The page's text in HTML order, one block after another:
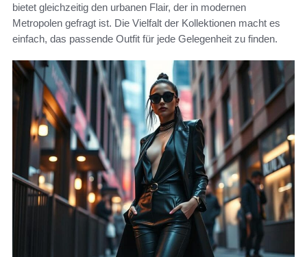
bietet gleichzeitig den urbanen Flair, der in modernen
Metropolen gefragt ist. Die Vielfalt der Kollektionen macht es
einfach, das passende Outfit für jede Gelegenheit zu finden.